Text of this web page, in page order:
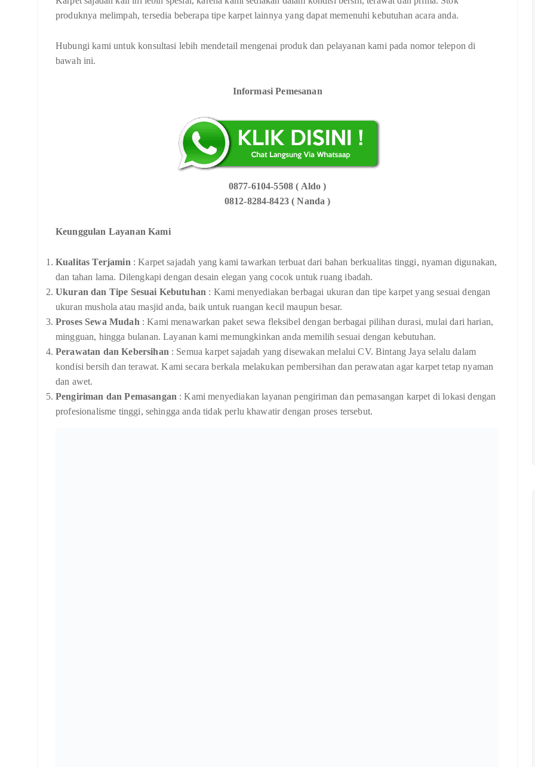
produknya melimpah, tersedia beberapa tipe karpet lainnya yang dapat memenuhi kebutuhan acara anda.
Hubungi kami untuk konsultasi lebih mendetail mengenai produk dan pelayanan kami pada nomor telepon di
bawah ini.
Informasi Pemesanan
0877-6104-5508 ( Aldo )
0812-8284-8423 ( Nanda )
Keunggulan Layanan Kami
Kualitas Terjamin : Karpet sajadah yang kami tawarkan terbuat dari bahan berkualitas tinggi, nyaman digunakan,
dan tahan lama. Dilengkapi dengan desain elegan yang cocok untuk ruang ibadah.
Ukuran dan Tipe Sesuai Kebutuhan : Kami menyediakan berbagai ukuran dan tipe karpet yang sesuai dengan
ukuran mushola atau masjid anda, baik untuk ruangan kecil maupun besar.
Proses Sewa Mudah : Kami menawarkan paket sewa fleksibel dengan berbagai pilihan durasi, mulai dari harian,
mingguan, hingga bulanan. Layanan kami memungkinkan anda memilih sesuai dengan kebutuhan.
Perawatan dan Kebersihan : Semua karpet sajadah yang disewakan melalui CV. Bintang Jaya selalu dalam
kondisi bersih dan terawat. Kami secara berkala melakukan pembersihan dan perawatan agar karpet tetap nyaman
dan awet.
Pengiriman dan Pemasangan : Kami menyediakan layanan pengiriman dan pemasangan karpet di lokasi dengan
profesionalisme tinggi, sehingga anda tidak perlu khawatir dengan proses tersebut.